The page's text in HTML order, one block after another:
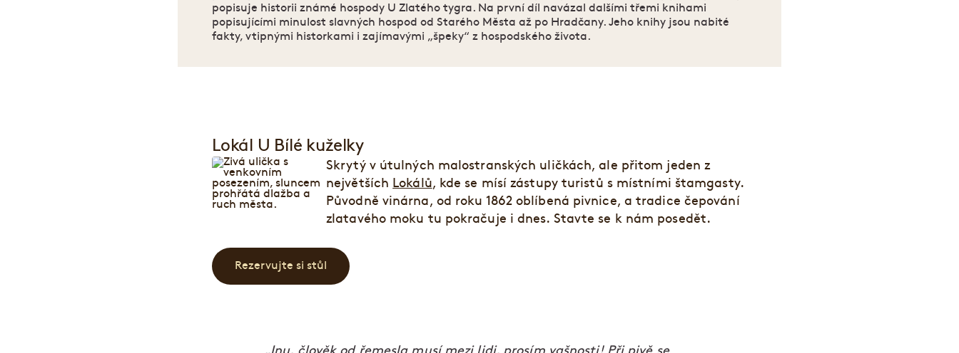
popisuje historii známé hospody U Zlatého tygra. Na první díl navázal dalšími třemi knihami
popisujícími minulost slavných hospod od Starého Města až po Hradčany. Jeho knihy jsou nabité
fakty, vtipnými historkami i zajímavými „špeky“ z hospodského života.
Lokál U Bílé kuželky
Skrytý v útulných malostranských uličkách, ale přitom jeden z
největších Lokálů, kde se mísí zástupy turistů s místními štamgasty.
Původně vinárna, od roku 1862 oblíbená pivnice, a tradice čepování
zlatavého moku tu pokračuje i dnes. Stavte se k nám posedět.
Rezervujte si stůl
„Inu, člověk od řemesla musí mezi lidi, prosím vašnosti! Při pivě se